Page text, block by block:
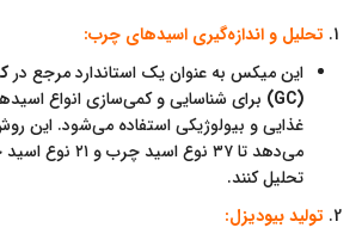
تحلیل و اندازه‌گیری اسیدهای چرب:
این میکس به عنوان یک استاندارد مرجع در
(GC)
برای شناسایی و کمی‌سازی انواع
غذایی و بیولوژیکی استفاده می‌شود. این
می‌دهد تا ۳۷ نوع
تحلیل کنند.
تولید بیودیزل: